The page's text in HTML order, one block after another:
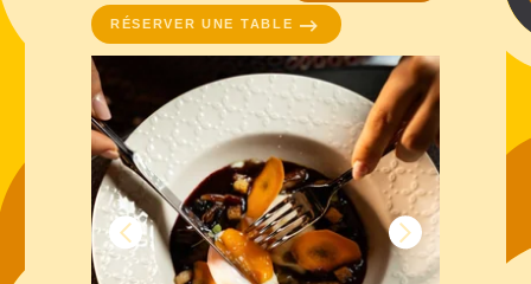
RÉSERVER UNE TABLE